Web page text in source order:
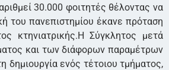
30.000 φοιτητές θέλοντας να
του πανεπιστημίου έκανε πρόταση
κτηνιατρικής.Η Σύγκλητος μετά
και των διάφορων παραμέτρων
δημιουργία ενός τέτοιου τμήματος,